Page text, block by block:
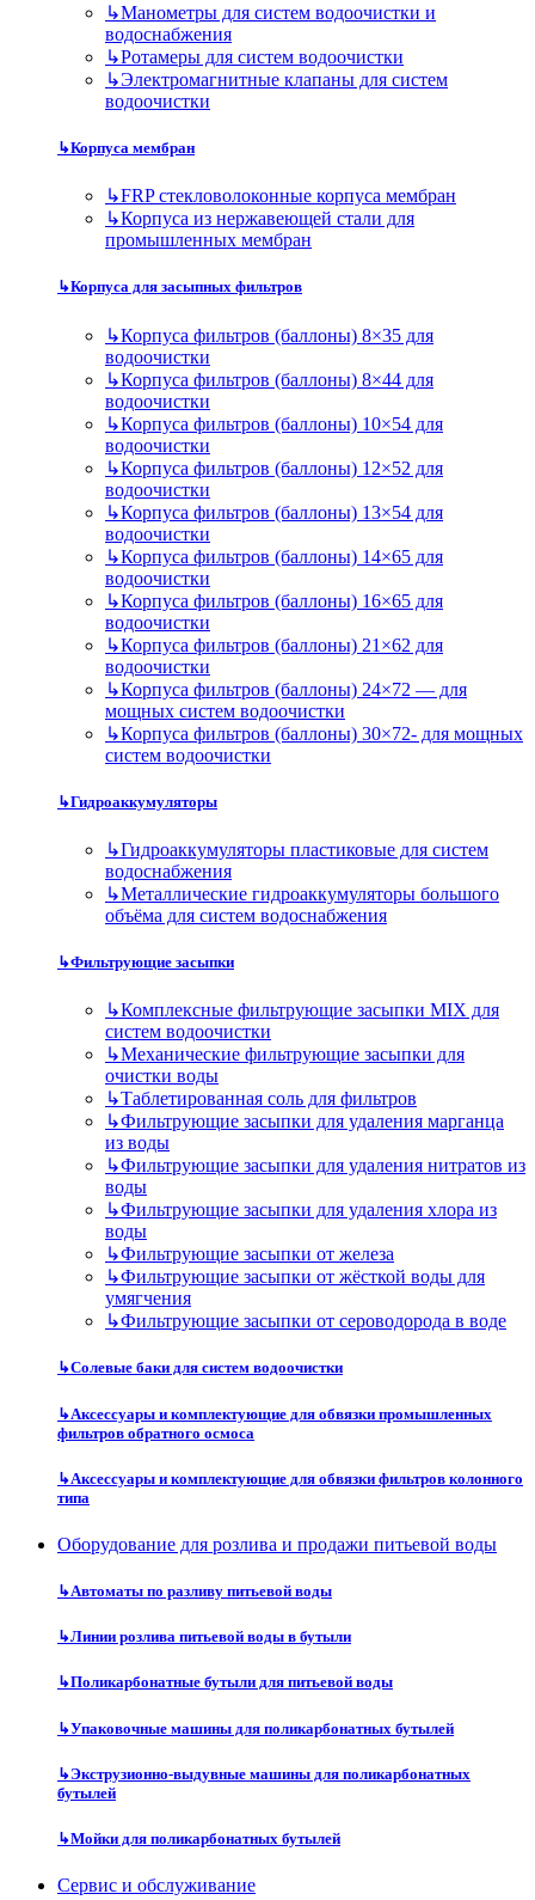
↳Манометры для систем водоочистки и
водоснабжения
↳Ротамеры для систем водоочистки
↳Электромагнитные клапаны для систем
водоочистки
↳Корпуса мембран
↳FRP стекловолоконные корпуса мембран
↳Корпуса из нержавеющей стали для
промышленных мембран
↳Корпуса для засыпных фильтров
↳Корпуса фильтров (баллоны) 8×35 для
водоочистки
↳Корпуса фильтров (баллоны) 8×44 для
водоочистки
↳Корпуса фильтров (баллоны) 10×54 для
водоочистки
↳Корпуса фильтров (баллоны) 12×52 для
водоочистки
↳Корпуса фильтров (баллоны) 13×54 для
водоочистки
↳Корпуса фильтров (баллоны) 14×65 для
водоочистки
↳Корпуса фильтров (баллоны) 16×65 для
водоочистки
↳Корпуса фильтров (баллоны) 21×62 для
водоочистки
↳Корпуса фильтров (баллоны) 24×72 — для
мощных систем водоочистки
↳Корпуса фильтров (баллоны) 30×72- для мощных
систем водоочистки
↳Гидроаккумуляторы
↳Гидроаккумуляторы пластиковые для систем
водоснабжения
↳Металлические гидроаккумуляторы большого
объёма для систем водоснабжения
↳Фильтрующие засыпки
↳Комплексные фильтрующие засыпки MIX для
систем водоочистки
↳Механические фильтрующие засыпки для
очистки воды
↳Таблетированная соль для фильтров
↳Фильтрующие засыпки для удаления марганца
из воды
↳Фильтрующие засыпки для удаления нитратов из
воды
↳Фильтрующие засыпки для удаления хлора из
воды
↳Фильтрующие засыпки от железа
↳Фильтрующие засыпки от жёсткой воды для
умягчения
↳Фильтрующие засыпки от сероводорода в воде
↳Солевые баки для систем водоочистки
↳Аксессуары и комплектующие для обвязки промышленных
фильтров обратного осмоса
↳Аксессуары и комплектующие для обвязки фильтров колонного
типа
Оборудование для розлива и продажи питьевой воды
↳Автоматы по разливу питьевой воды
↳Линии розлива питьевой воды в бутыли
↳Поликарбонатные бутыли для питьевой воды
↳Упаковочные машины для поликарбонатных бутылей
↳Экструзионно-выдувные машины для поликарбонатных
бутылей
↳Мойки для поликарбонатных бутылей
Сервис и обслуживание